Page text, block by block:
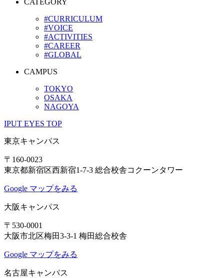
CATEGORY
#CURRICULUM
#VOICE
#ACTIVITIES
#CAREER
#GLOBAL
CAMPUS
TOKYO
OSAKA
NAGOYA
IPUT EYES TOP
東京キャンパス
〒160-0023
東京都新宿区西新宿1-7-3 総合校舎コクーンタワー
Google マップをみる
大阪キャンパス
〒530-0001
大阪市北区梅田3-3-1 梅田総合校舎
Google マップをみる
名古屋キャンパス